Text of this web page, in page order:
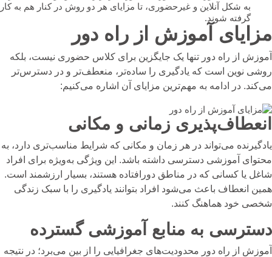
به شکل آنلاین و غیرحضوری، تا مزایای هر دو روش در کنار هم به کار
گرفته شوند.
مزایای آموزش از راه دور
آموزش از راه دور تنها یک جایگزین برای کلاس حضوری نیست، بلکه
روشی نوین است که یادگیری را ساده‌تر، منعطف‌تر و در دسترس‌تر
می‌کند. در ادامه به مهم‌ترین مزایای آن اشاره می‌کنیم:
انعطاف‌پذیری زمانی و مکانی
یادگیرنده می‌تواند در هر زمان و مکانی که شرایط مناسب‌تری دارد، به
محتوای آموزشی دسترسی داشته باشد. این ویژگی به‌ویژه برای افراد
شاغل یا کسانی که در مناطق دورافتاده هستند، بسیار ارزشمند است.
همین انعطاف باعث می‌شود افراد بتوانند یادگیری را با سبک زندگی
شخصی خود هماهنگ کنند.
دسترسی به منابع آموزشی گسترده
آموزش از راه دور محدودیت‌های جغرافیایی را از بین می‌برد؛ در نتیجه